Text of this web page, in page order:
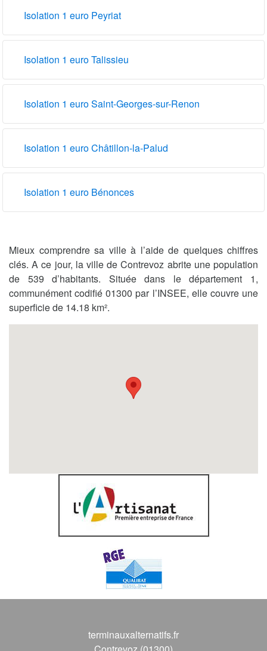
Isolation 1 euro Peyriat
Isolation 1 euro Talissieu
Isolation 1 euro Saint-Georges-sur-Renon
Isolation 1 euro Châtillon-la-Palud
Isolation 1 euro Bénonces
Mieux comprendre sa ville à l’aide de quelques chiffres
clés. A ce jour, la ville de Contrevoz abrite une population
de 539 d’habitants. Située dans le département 1,
communément codifié 01300 par l’INSEE, elle couvre une
superficie de 14.18 km².
terminauxalternatifs.fr